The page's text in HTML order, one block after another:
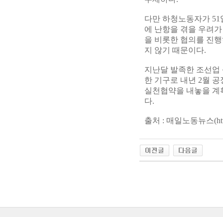
다만 하청노동자가
에 난항을 겪을 우려
을 비롯한 협의를 진
지 않기 때문이다.
지난달 발족한 조선
한 기구로 내년 2월
실천협약을 내놓을
다.
출처 : 매일노동뉴스